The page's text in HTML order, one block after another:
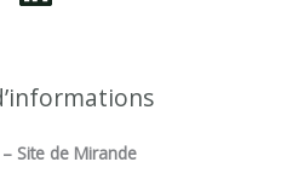
– Site de Mirande